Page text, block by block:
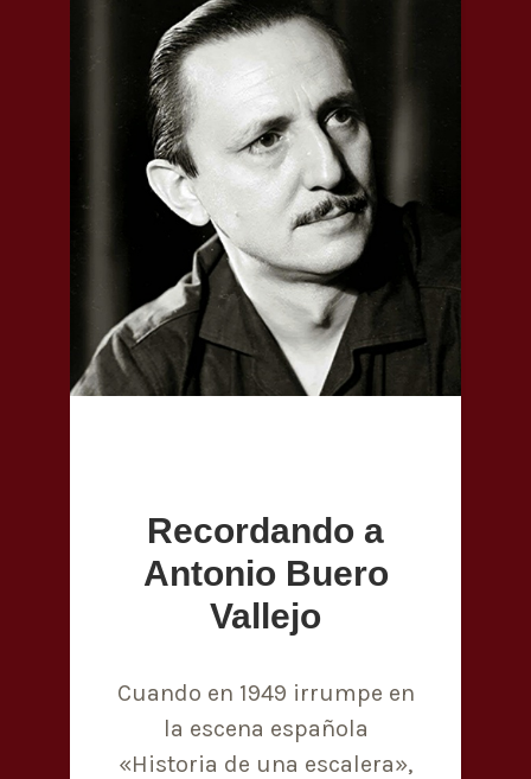
Recordando a
Antonio Buero
Vallejo
Cuando en 1949 irrumpe en
la escena española
«Historia de una escalera»,